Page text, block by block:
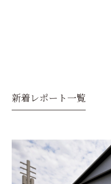
新着レポート一覧